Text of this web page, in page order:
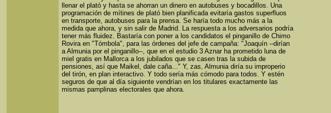
llenar el plató y hasta se ahorran un dinero en autobuses y bocadillos. Una
programación de mítines de plató bien planificada evitaría gastos superfluos
en transporte, autobuses para la prensa. Se haría todo mucho más a la
medida que ahora, y sin salir de Madrid. La respuesta a los adversarios podría
tener más fluidez. Bastaría con poner a los candidatos el pinganillo de Chimo
Rovira en "Tómbola", para las órdenes del jefe de campaña: "Joaquín --dirían
a Almunia por el pinganillo--, que en el estudio 3 Aznar ha prometido luna de
miel gratis en Mallorca a los jubilados que se casen tras la subida de
pensiones, así que Maikel, dale caña..." Y, zas, Almunia diría su improperio
del tirón, en plan interactivo. Y todo sería más cómodo para todos. Y estén
seguros de que al día siguiente vendrían en los titulares exactamente las
mismas pamplinas electorales que ahora.